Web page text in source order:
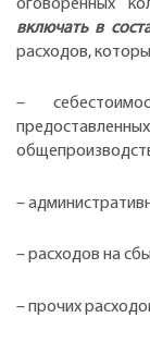
оговоренных
включать в
расходов,
–
–
– расходов на
– прочих